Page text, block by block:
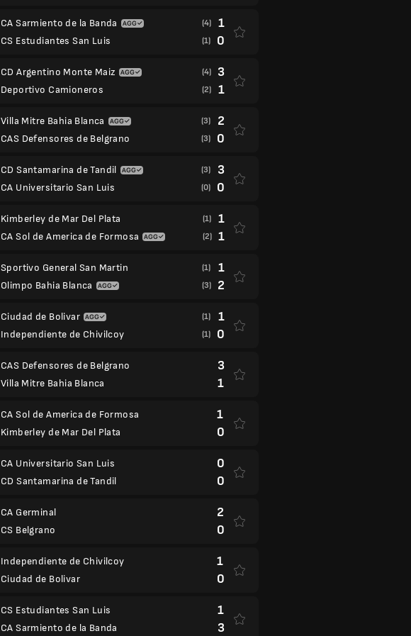
CA Sarmiento de la Banda
CS Estudiantes San Luis
(4) 1
(1) 0
CD Argentino Monte Maiz
Deportivo Camioneros
(4) 3
(2) 1
Villa Mitre Bahia Blanca
CAS Defensores de Belgrano
(3) 2
(3) 0
CD Santamarina de Tandil
CA Universitario San Luis
(3) 3
(0) 0
Kimberley de Mar Del Plata
CA Sol de America de Formosa
(1) 1
(2) 1
Sportivo General San Martin
Olimpo Bahia Blanca
(1) 1
(3) 2
Ciudad de Bolivar
Independiente de Chivilcoy
(1) 1
(1) 0
CAS Defensores de Belgrano
Villa Mitre Bahia Blanca
3
1
CA Sol de America de Formosa
Kimberley de Mar Del Plata
1
0
CA Universitario San Luis
CD Santamarina de Tandil
0
0
CA Germinal
CS Belgrano
2
0
Independiente de Chivilcoy
Ciudad de Bolivar
1
0
CS Estudiantes San Luis
CA Sarmiento de la Banda
1
3